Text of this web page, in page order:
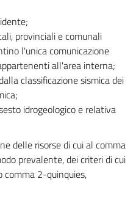
provinciali e comunali
l'unica comunicazione
all'area interna;
classificazione sismica dei
idrogeologico e relativa
delle risorse di cui al comma
prevalente, dei criteri di cui
comma 2-quinquies,